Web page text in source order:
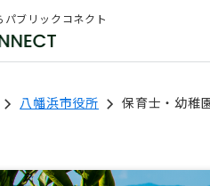
ブリックコネクト
八幡浜市役所 保育士・幼稚